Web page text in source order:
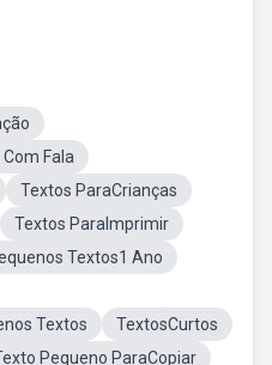
Fala
Textos ParaCrianças
Textos ParaImprimir
Textos1 Ano
Textos
TextosCurtos
Pequeno ParaCopiar